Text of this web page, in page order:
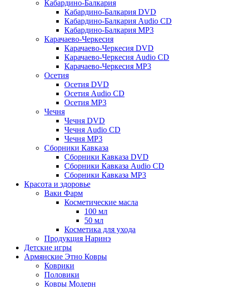
Кабардино-Балкария
Кабардино-Балкария DVD
Кабардино-Балкария Audio CD
Кабардино-Балкария MP3
Карачаево-Черкесия
Карачаево-Черкесия DVD
Карачаево-Черкесия Audio CD
Карачаево-Черкесия MP3
Осетия
Осетия DVD
Осетия Audio CD
Осетия MP3
Чечня
Чечня DVD
Чечня Audio CD
Чечня MP3
Сборники Кавказа
Сборники Кавказа DVD
Сборники Кавказа Audio CD
Сборники Кавказа MP3
Красота и здоровье
Ваки Фарм
Косметические масла
100 мл
50 мл
Косметика для ухода
Продукция Наринэ
Детские игры
Армянские Этно Ковры
Коврики
Половики
Ковры Модерн